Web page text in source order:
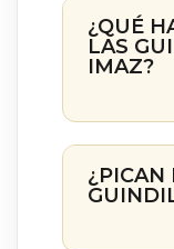
¿QUÉ
LAS
IMAZ?
¿PICAN